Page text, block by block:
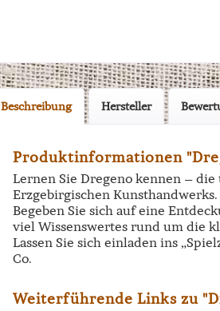
Beschreibung Hersteller
Produktinformationen
Lernen Sie Dregeno kennen –
Erzgebirgischen Kunsthandwerks.
Begeben Sie sich auf eine
viel Wissenswertes rund um die
Lassen Sie sich einladen ins
Co.
Weiterführende Links zu